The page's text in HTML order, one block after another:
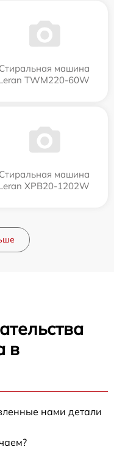
Стиральная машина
TWM220-60W
Стиральная машина
XPB20-1202W
в
нами детали